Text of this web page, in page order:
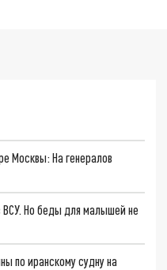
Москвы: На генералов
ВСУ. Но беды для малышей не
по иранскому судну на